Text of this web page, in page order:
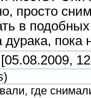
просто
в
дурака, пока
[05.08.2009,
)
где